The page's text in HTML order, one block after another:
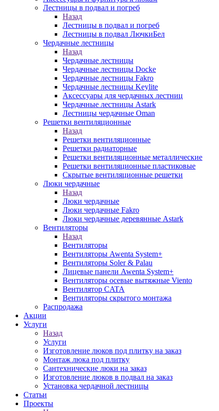
Лестницы в подвал и погреб
Назад
Лестницы в подвал и погреб
Лестницы в подвал ЛючкиБел
Чердачные лестницы
Назад
Чердачные лестницы
Чердачные лестницы Docke
Чердачные лестницы Fakro
Чердачные лестницы Keylite
Аксессуары для чердачных лестниц
Чердачные лестницы Astark
Лестницы чердачные Oman
Решетки вентиляционные
Назад
Решетки вентиляционные
Решетки радиаторные
Решетки вентиляционные металлические
Решетки вентиляционные пластиковые
Скрытые вентиляционные решетки
Люки чердачные
Назад
Люки чердачные
Люки чердачные Fakro
Люки чердачные деревянные Astark
Вентиляторы
Назад
Вентиляторы
Вентиляторы Awenta System+
Вентиляторы Soler & Palau
Лицевые панели Awenta System+
Вентиляторы осевые вытяжные Viento
Вентилятор CATA
Вентиляторы скрытого монтажа
Распродажа
Акции
Услуги
Назад
Услуги
Изготовление люков под плитку на заказ
Монтаж люка под плитку
Сантехнические люки на заказ
Изготовление люков в подвал на заказ
Установка чердачной лестницы
Статьи
Проекты